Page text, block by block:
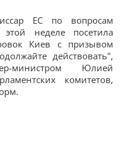
ЕС по вопросам
неделе посетила
Киев с призывом
действовать",
министром Юлией
комитетов,